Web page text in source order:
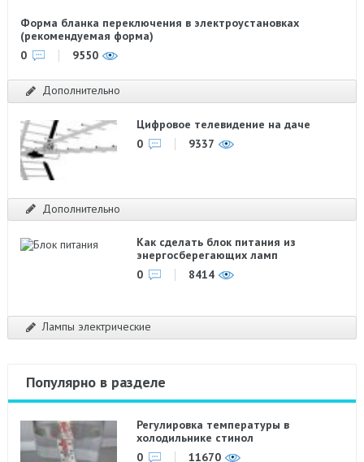
Форма бланка переключения в электроустановках
(рекомендуемая форма)
0
9550
Дополнительно
Цифровое телевидение на даче
0
9337
Дополнительно
Как сделать блок питания из
энергосберегающих ламп
0
8414
Лампы электрические
Популярно в разделе
Регулировка температуры в
холодильнике стинол
0
11670